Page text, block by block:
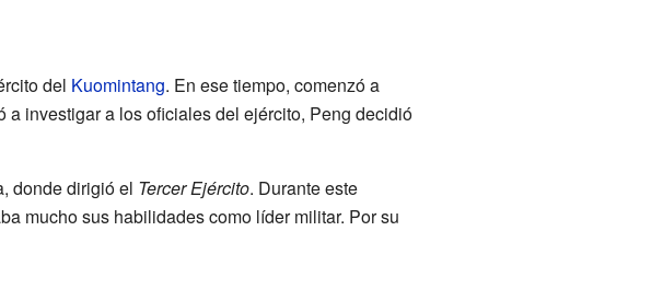
del Kuomintang. En ese tiempo, comenzó a
a investigar a los oficiales del ejército, Peng decidió
donde dirigió el Tercer Ejército. Durante este
mucho sus habilidades como líder militar. Por su